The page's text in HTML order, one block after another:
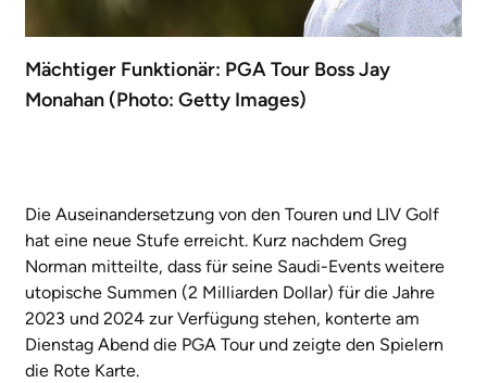
Mächtiger Funktionär: PGA Tour Boss Jay
Monahan (Photo: Getty Images)
Die Auseinandersetzung von den Touren und LIV Golf
hat eine neue Stufe erreicht. Kurz nachdem Greg
Norman mitteilte, dass für seine Saudi-Events weitere
utopische Summen (2 Milliarden Dollar) für die Jahre
2023 und 2024 zur Verfügung stehen, konterte am
Dienstag Abend die PGA Tour und zeigte den Spielern
die Rote Karte.